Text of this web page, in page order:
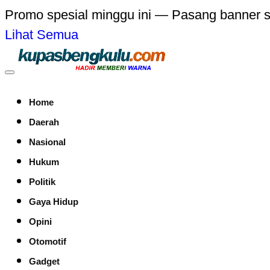
Promo spesial minggu ini — Pasang banner
Lihat Semua
Home
Daerah
Nasional
Hukum
Politik
Gaya Hidup
Opini
Otomotif
Gadget